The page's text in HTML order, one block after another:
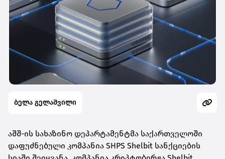
ბელა გელაშვილი
აშშ-ის სახაზინო დეპარტამენტმა საქართველოში
დაფუძნებული კომპანია SHPS Shelbit სანქციების